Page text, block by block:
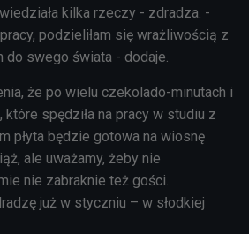
kilka rzeczy - zdradza. -
podzieliłam się wrażliwością z
do swego świata - dodaje.
że po wielu czekolado-minutach i
spędziła na pracy w studiu z
płyta będzie gotowa na wiosnę
ale uważamy, żeby nie
nie zabraknie też gości.
już w styczniu – w słodkiej